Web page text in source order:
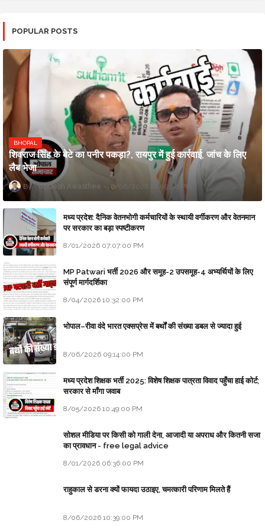
POPULAR POSTS
BHOPAL
शिवराज सिंह के बेटे का पनीर पकड़ा?, रायपुर में हुई कार्रवाई, जांच के लिए
लैब भेजा
Updesh Awasthee 8/06/2026 10:09:00 PM
मध्य प्रदेश: दैनिक वेतनभोगी कर्मचारियों के स्थायी वर्गीकरण और वेतनमान
पर सरकार का बड़ा स्पष्टीकरण
8/01/2026 07:07:00 PM
MP Patwari भर्ती 2026 और समूह-2 उपसमूह-4 अभ्यर्थियों के लिए
संपूर्ण मार्गदर्शिका
8/04/2026 10:32:00 PM
भोपाल–रीवा वंदे भारत एक्सप्रेस में बर्थों की संख्या डबल से ज्यादा हुई
8/06/2026 09:14:00 PM
मध्य प्रदेश शिक्षक भर्ती 2025: विशेष शिक्षक पात्रता विवाद पहुँचा हाई कोर्ट;
सरकार से माँगा जवाब
8/05/2026 10:49:00 PM
सोशल मीडिया पर किसी को गाली देना, आजादी या अपराध और कितनी सजा
का प्रावधान - free legal advice
8/01/2026 06:36:00 PM
राहुकाल से डरना क्यों फायदा उठाइए, चमत्कारी परिणाम मिलते हैं
8/06/2026 10:39:00 PM